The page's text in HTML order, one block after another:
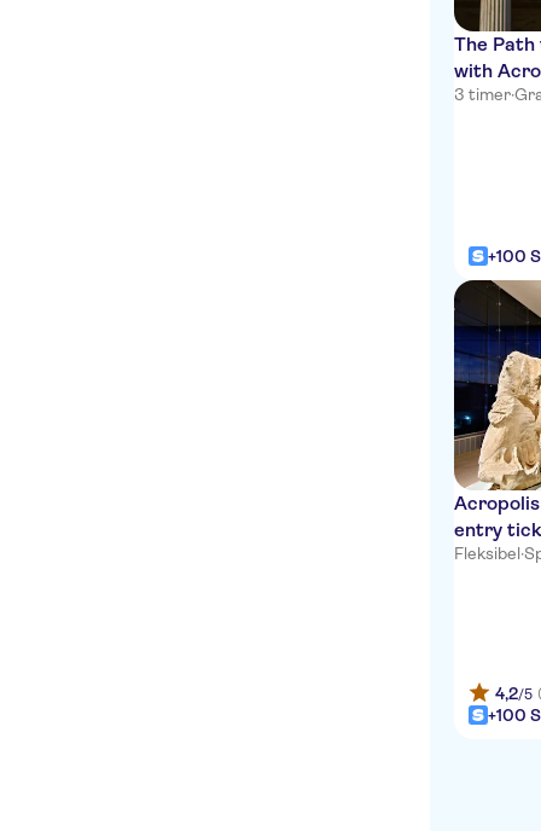
The
with
3 timer·
+100
entry
Fleksibel·
4,2/5
+100